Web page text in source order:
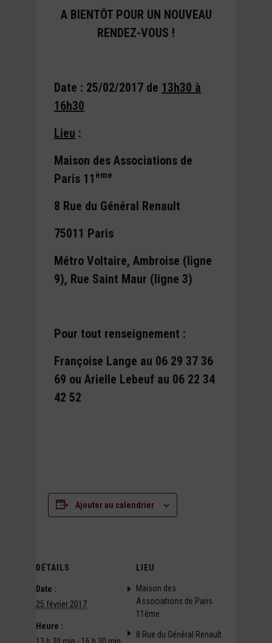
A BIENTÔT POUR UN NOUVEAU
RENDEZ-VOUS !
Date : 25/02/2017 de 13h30 à
16h30
Lieu :
Maison des Associations de
Paris 11 ème
8 Rue du Général Renault
75011 Paris
Métro Voltaire, Ambroise (ligne
9), Rue Saint Maur (ligne 3)
Pour tout renseignement :
Françoise Lange au 06 29 37 36
69 ou Arielle Lebeuf au 06 22 34
42 52
Ajouter au calendrier
DÉTAILS
Date :
25 février 2017
Heure :
LIEU
Maison des
Associations de Paris
11ème
8 Rue du Général Renault